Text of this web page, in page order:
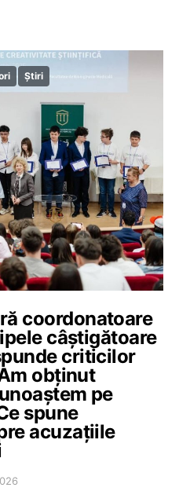
Știri
coordonatoare
câștigătoare
criticilor
obținut
pe
spune
acuzațiile